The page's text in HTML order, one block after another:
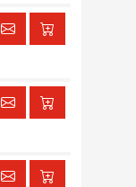
lokalizacji
lokalizacji
lokalizacji